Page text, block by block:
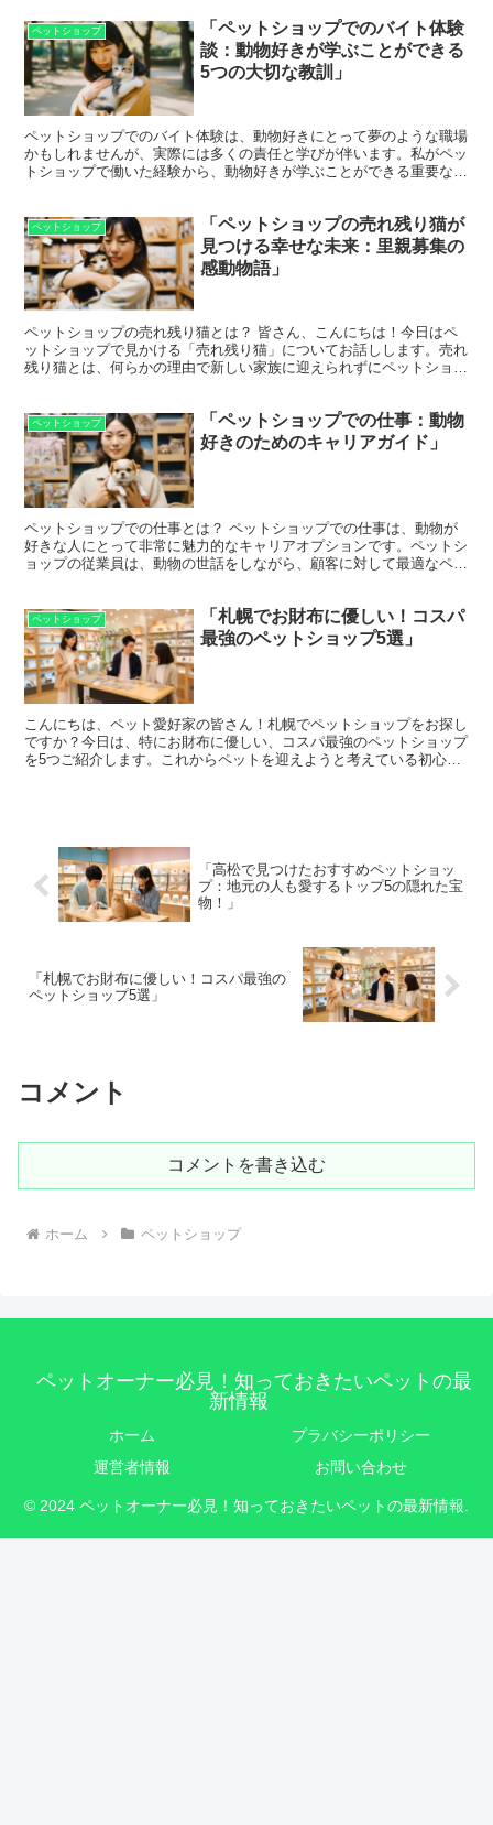
ペットショップ
「ペットショップでのバイト体験
談：動物好きが学ぶことができる
5つの大切な教訓」
ペットショップでのバイト体験は、動物好きにとって夢のような職場
かもしれませんが、実際には多くの責任と学びが伴います。私がペッ
トショップで働いた経験から、動物好きが学ぶことができる重要な教
ペットショップ
「ペットショップの売れ残り猫が
見つける幸せな未来：里親募集の
感動物語」
ペットショップの売れ残り猫とは？ 皆さん、こんにちは！今日はペ
ットショップで見かける「売れ残り猫」についてお話しします。売れ
残り猫とは、何らかの理由で新しい家族に迎えられずにペットショッ
ペットショップ
「ペットショップでの仕事：動物
好きのためのキャリアガイド」
ペットショップでの仕事とは？ ペットショップでの仕事は、動物が
好きな人にとって非常に魅力的なキャリアオプションです。ペットシ
ョップの従業員は、動物の世話をしながら、顧客に対して最適なペッ
ペットショップ
「札幌でお財布に優しい！コスパ
最強のペットショップ5選」
こんにちは、ペット愛好家の皆さん！札幌でペットショップをお探し
ですか？今日は、特にお財布に優しい、コスパ最強のペットショップ
を5つご紹介します。これからペットを迎えようと考えている初心者
「高松で見つけたおすすめペットショッ
プ：地元の人も愛するトップ5の隠れた宝
物！」
「札幌でお財布に優しい！コスパ最強の
ペットショップ5選」
コメント
コメントを書き込む
ホーム ペットショップ
ペットオーナー必見！知っておきたいペットの最
新情報
ホーム
プラバシーポリシー
運営者情報
お問い合わせ
© 2024 ペットオーナー必見！知っておきたいペットの最新情報.